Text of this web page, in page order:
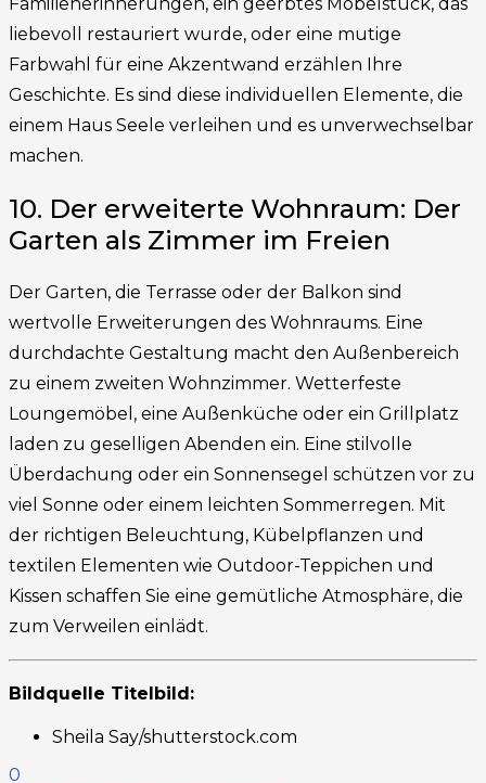
Familienerinnerungen, ein geerbtes Möbelstück, das
liebevoll restauriert wurde, oder eine mutige
Farbwahl für eine Akzentwand erzählen Ihre
Geschichte. Es sind diese individuellen Elemente, die
einem Haus Seele verleihen und es unverwechselbar
machen.
10. Der erweiterte Wohnraum: Der
Garten als Zimmer im Freien
Der Garten, die Terrasse oder der Balkon sind
wertvolle Erweiterungen des Wohnraums. Eine
durchdachte Gestaltung macht den Außenbereich
zu einem zweiten Wohnzimmer. Wetterfeste
Loungemöbel, eine Außenküche oder ein Grillplatz
laden zu geselligen Abenden ein. Eine stilvolle
Überdachung oder ein Sonnensegel schützen vor zu
viel Sonne oder einem leichten Sommerregen. Mit
der richtigen Beleuchtung, Kübelpflanzen und
textilen Elementen wie Outdoor-Teppichen und
Kissen schaffen Sie eine gemütliche Atmosphäre, die
zum Verweilen einlädt.
Bildquelle Titelbild:
Sheila Say/shutterstock.com
0